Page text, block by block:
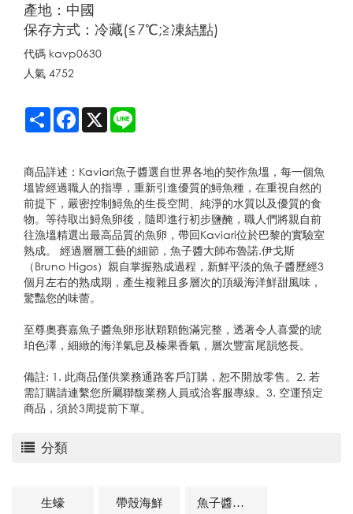
分類
生蠔 帶殼海鮮 魚子醬及魚卵
產地：中國
保存方式：冷藏(≦7℃;≧凍結點)
代碼 kavp0630
人氣 4752
Share Facebook
X
商品詳述：Kaviari魚子醬選自世界各地的契作魚塭，每一個魚
塭皆經過職人的指導，重新引進優質的鱘魚種，在重視自然的
前提下，嚴密控制鱘魚的生長空間、純淨的水質以及優質的食
物。等待取出鱘魚卵後，隨即進行初步鹽醃，職人們將親自前
往漁塭精選出最高品質的魚卵，帶回Kaviari位於巴黎的實驗室
熟成。 經過層層工藝的細節，魚子醬大師布魯諾.伊戈斯
（Bruno Higos）親自掌握熟成過程，新鮮平淡的魚子醬歷經3
個月左右的熟成期，產生複雜且多層次的頂級海洋鮮甜風味，
驚豔您的味蕾。
至尊奧賽嘉魚子醬魚卵形狀顆顆飽滿完整，透著令人喜愛的琥
珀色澤，細緻的海洋氣息及榛果香氣，層次豐富尾韻悠長。
備註: 1. 此商品僅供業務通路客戶訂購，恕不開放零售。2. 若
需訂購請連繫您所屬聯馥業務人員或洽客服專線。3. 空運預定
商品，須於3周提前下單。